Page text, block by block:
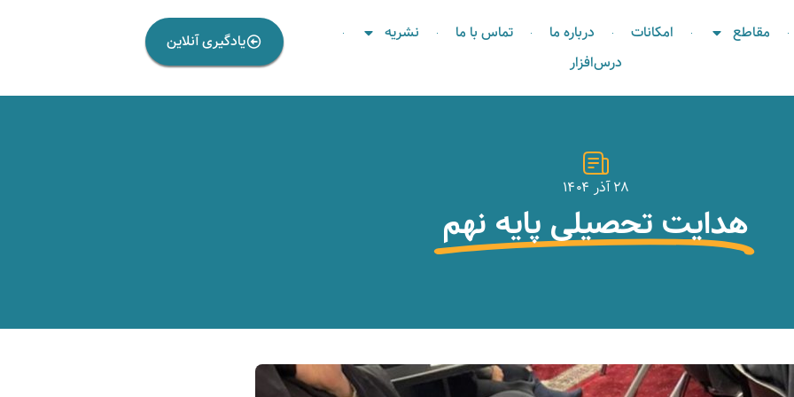
مقاطع امکانات درباره ما تماس با ما
نشریه
درس‌افزار
یادگیری آنلاین
۲۸ آذر ۱۴۰۴
هدایت تحصیلی پایه نهم